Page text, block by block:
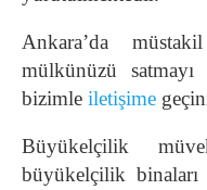
Ankara’da
mülkünüzü
bizimle iletişime
Büyükelçilik
büyükelçilik